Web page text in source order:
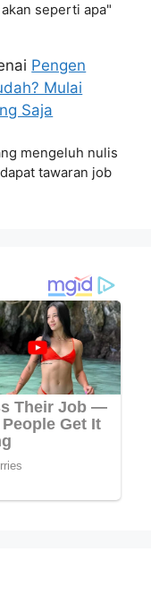
seperti apa"
Pengen
Mulai
Saja
mengeluh nulis
tawaran job